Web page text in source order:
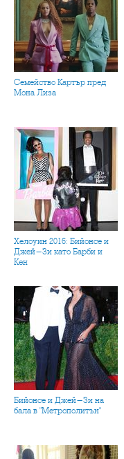
Семейство Картър пред
Мона Лиза
Хелоуин 2016: Бийонсе и
Джей-Зи като Барби и
Кен
Бийонсе и Джей-Зи на
бала в "Метрополитън"